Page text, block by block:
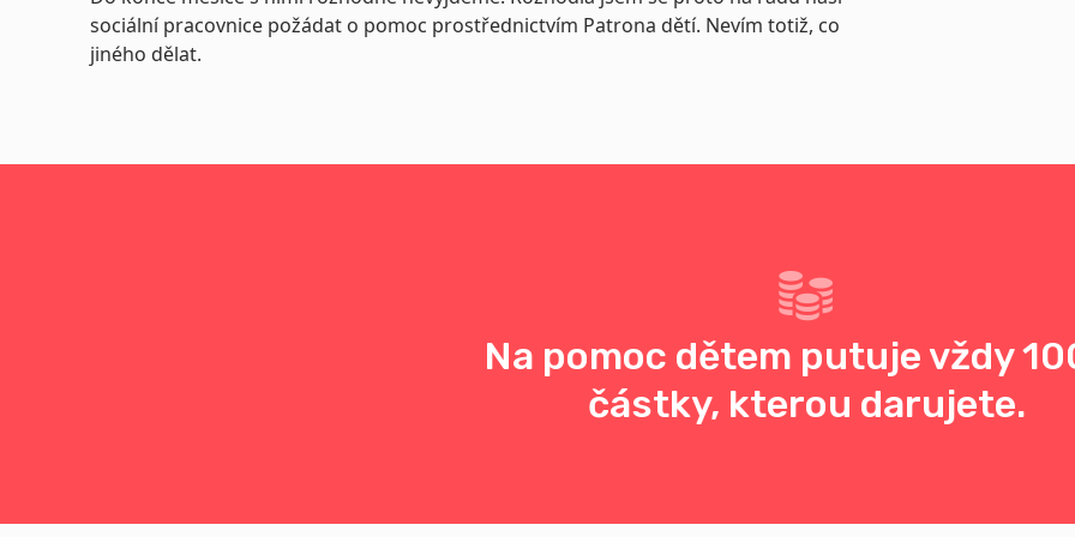
sociální pracovnice požádat o pomoc prostřednictvím Patrona dětí. Nevím totiž, co
jiného dělat.
Na pomoc dětem putuje vždy
částky, kterou darujete.